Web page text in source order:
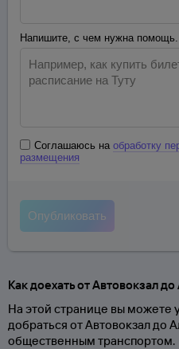
Напишите, с чем нужна
Соглашаюсь на обработку
размещения
Как доехать от Автовокзал
На этой странице вы можете
добраться от Автовокзал до
общественным транспортом.